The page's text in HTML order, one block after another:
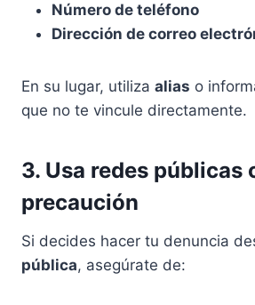
Número de teléfono
Dirección de correo
En su lugar, utiliza alias o
que no te vincule directamente.
3. Usa redes públicas
precaución
Si decides hacer tu denuncia
pública, asegúrate de: